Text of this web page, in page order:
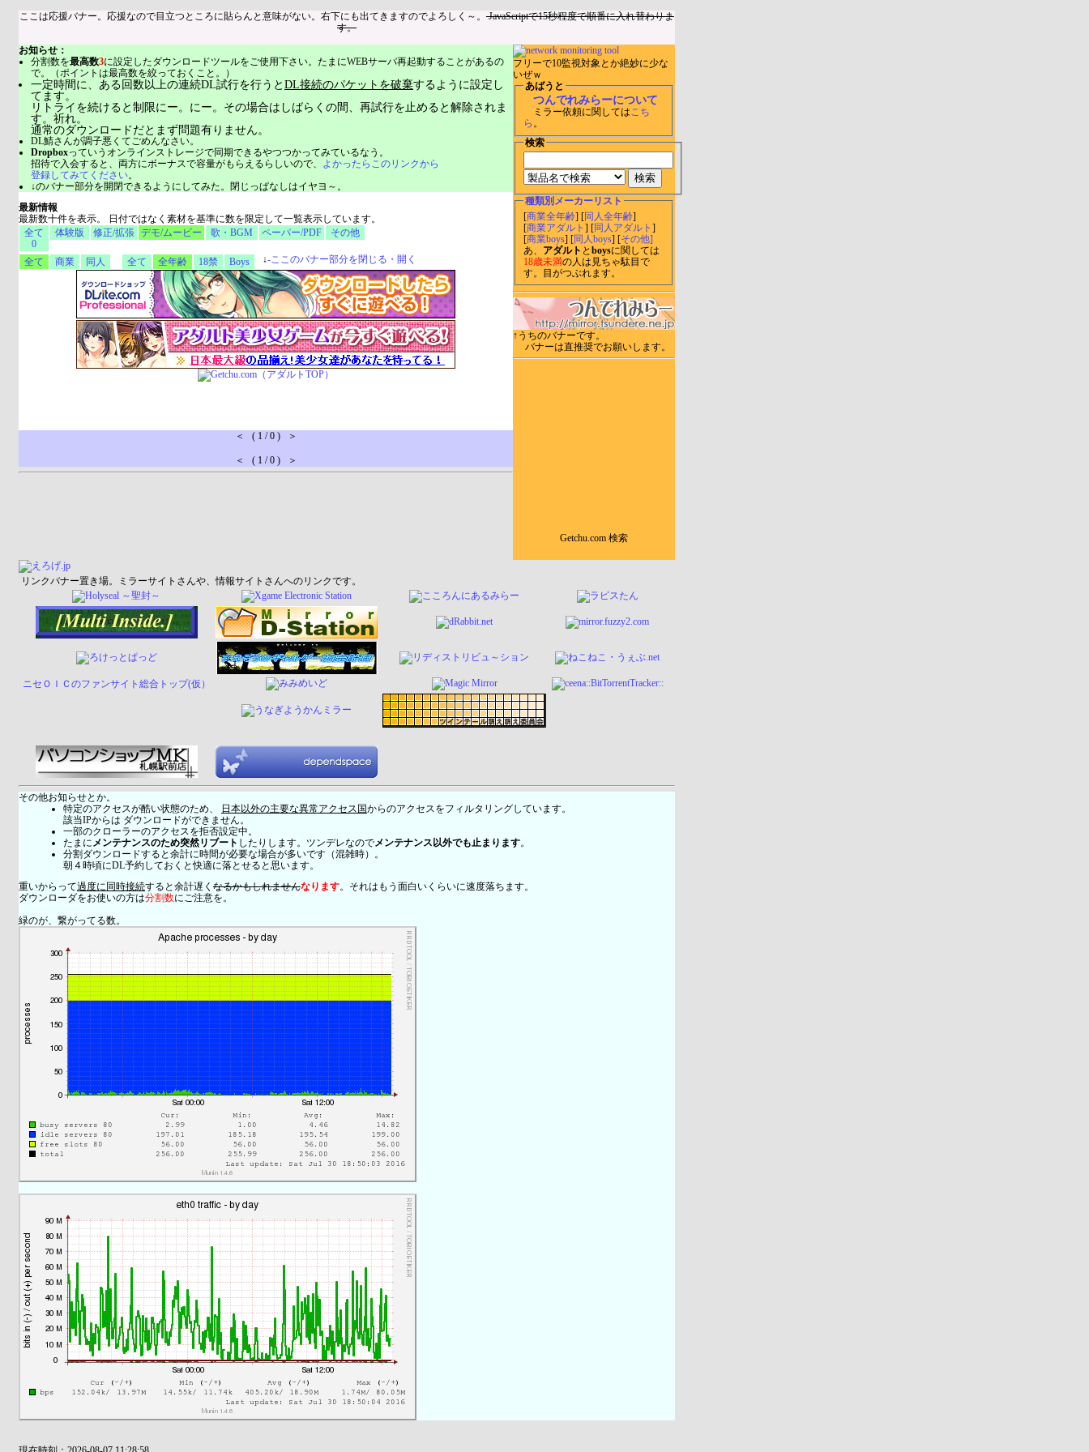
ここは応援バナー。応援なので目立つところに貼らんと意味がない。右下にも出てきますのでよろしく～。 JavaScriptで15秒程度で順番に入れ替わりま
す。
フリーで10監視対象とか絶妙に少な
いぜｗ
あばうと
つんでれみらーについて
ミラー依頼に関してはこち
ら 。
検索
種類別メーカーリスト
[商業全年齢 ] [同人全年齢]
[商業アダルト ] [同人アダルト ]
[商業boys] [同人boys ] [その他]
あ、 アダルト とboysに関しては
18歳未満の人は見ちゃ駄目で
す。目がつぶれます。
↑うちのバナーです。
バナーは直推奨でお願いします。
Getchu.com 検索
お知らせ：
分割数を最高数3に設定したダウンロードツールをご使用下さい。たまにWEBサーバ再起動することがあるの
で。（ポイントは最高数を絞っておくこと。）
一定時間に、ある回数以上の連続DL試行を行うとDL接続のパケットを破棄するように設定し
てます。
リトライを続けると制限にー。にー。その場合はしばらくの間、再試行を止めると解除されま
す。祈れ。
通常のダウンロードだとまず問題有りません。
DL鯖さんが調子悪くてごめんなさい。
Dropboxっていうオンラインストレージで同期できるやつつかってみているなう。
招待で入会すると、両方にボーナスで容量がもらえるらしいので、 よかったらこのリンクから
登録してみてください。
↓のバナー部分を開閉できるようにしてみた。閉じっぱなしはイヤヨ～。
最新情報
最新数十件を表示。 日付ではなく素材を基準に数を限定して一覧表示しています。
全て
0
体験版 修正/拡張 デモ/ムービー 歌・BGM ペーパー/PDF その他
全て 商業 同人 全て 全年齢 18禁 Boys ↓-ここのバナー部分を閉じる・開く
＜ ( 1 / 0 ) ＞
＜ ( 1 / 0 ) ＞
リンクバナー置き場。ミラーサイトさんや、情報サイトさんへのリンクです。
ニセＯＩＣのファンサイト総合トップ(仮）
その他お知らせとか。
特定のアクセスが酷い状態のため、
日本以外の主要な異常アクセス国からのアクセスをフィルタリングしています。
該当IPからは ダウンロードができません。
一部のクローラーのアクセスを拒否設定中。
たまにメンテナンスのため突然リブート したりします。ツンデレなのでメンテナンス以外でも止まります。
分割ダウンロードすると余計に時間が必要な場合が多いです（混雑時）。
朝４時頃にDL予約しておくと快適に落とせると思います。
重いからって過度に同時接続すると余計遅く なるかもしれませんなります。それはもう面白いくらいに速度落ちます。
ダウンローダをお使いの方は分割数にご注意を。
緑のが、繋がってる数。